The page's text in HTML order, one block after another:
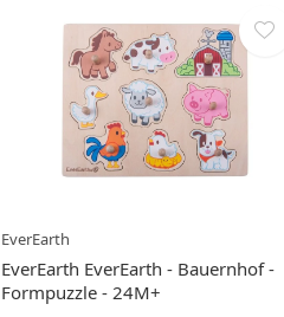
EverEarth
EverEarth EverEarth - Bauernhof -
Formpuzzle - 24M+